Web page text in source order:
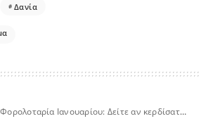
Δανία
Φορολοταρία Ιανουαρίου: Δείτε αν κερδίσατε τα 50.000 ευρώ